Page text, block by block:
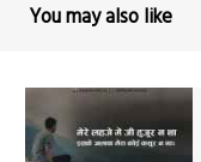
You may also like